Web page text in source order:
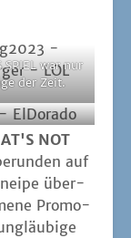
SPIEL war nur
der Zeit.
NOT
auf
über­
Pro­mo-